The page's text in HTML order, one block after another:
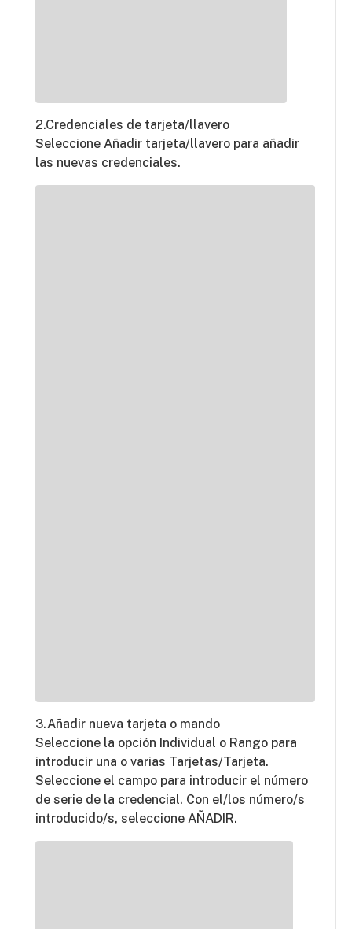
2.Credenciales de tarjeta/llavero
Seleccione Añadir tarjeta/llavero para añadir
las nuevas credenciales.
3.Añadir nueva tarjeta o mando
Seleccione la opción Individual o Rango para
introducir una o varias Tarjetas/Tarjeta.
Seleccione el campo para introducir el número
de serie de la credencial. Con el/los número/s
introducido/s, seleccione AÑADIR.